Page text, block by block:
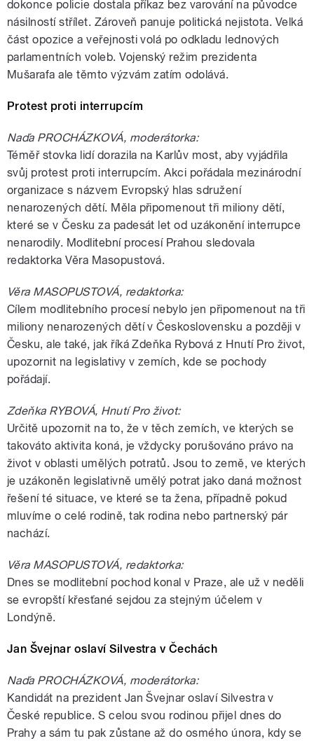
dokonce policie dostala příkaz bez varování na původce
násilností střílet. Zároveň panuje politická nejistota. Velká
část opozice a veřejnosti volá po odkladu lednových
parlamentních voleb. Vojenský režim prezidenta
Mušarafa ale těmto výzvám zatím odolává.
Protest proti interrupcím
Naďa PROCHÁZKOVÁ, moderátorka:
Téměř stovka lidí dorazila na Karlův most, aby vyjádřila
svůj protest proti interrupcím. Akci pořádala mezinárodní
organizace s názvem Evropský hlas sdružení
nenarozených dětí. Měla připomenout tři miliony dětí,
které se v Česku za padesát let od uzákonění interrupce
nenarodily. Modlitební procesí Prahou sledovala
redaktorka Věra Masopustová.
Věra MASOPUSTOVÁ, redaktorka:
Cílem modlitebního procesí nebylo jen připomenout na tři
miliony nenarozených dětí v Československu a později v
Česku, ale také, jak říká Zdeňka Rybová z Hnutí Pro život,
upozornit na legislativy v zemích, kde se pochody
pořádají.
Zdeňka RYBOVÁ, Hnutí Pro život:
Určitě upozornit na to, že v těch zemích, ve kterých se
takováto aktivita koná, je vždycky porušováno právo na
život v oblasti umělých potratů. Jsou to země, ve kterých
je uzákoněn legislativně umělý potrat jako daná možnost
řešení té situace, ve které se ta žena, případně pokud
mluvíme o celé rodině, tak rodina nebo partnerský pár
nachází.
Věra MASOPUSTOVÁ, redaktorka:
Dnes se modlitební pochod konal v Praze, ale už v neděli
se evropští křesťané sejdou za stejným účelem v
Londýně.
Jan Švejnar oslaví Silvestra v Čechách
Naďa PROCHÁZKOVÁ, moderátorka:
Kandidát na prezident Jan Švejnar oslaví Silvestra v
České republice. S celou svou rodinou přijel dnes do
Prahy a sám tu pak zůstane až do osmého února, kdy se